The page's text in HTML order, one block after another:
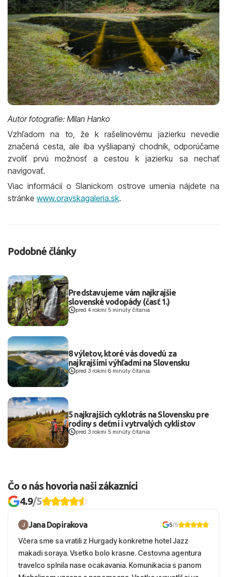
Autor fotografie: Milan Hanko
Vzhľadom na to, že k rašelinovému jazierku nevedie
značená cesta, ale iba vyšliapaný chodník, odporúčame
zvoliť prvú možnosť a cestou k jazierku sa nechať
navigovať.
Viac informácií o Slanickom ostrove umenia nájdete na
stránke www.oravskagaleria.sk.
Podobné články
Predstavujeme vám najkrajšie
slovenské vodopády (časť 1.)
pred 4 rokmi 5 minúty čítania
8 výletov, ktoré vás dovedú za
najkrajšími výhľadmi na Slovensku
pred 3 rokmi 6 minúty čítania
5 najkrajších cyklotrás na Slovensku pre
rodiny s deťmi i vytrvalých cyklistov
pred 3 rokmi 5 minúty čítania
Čo o nás hovoria naši zákazníci
4.9/5
Jana Dopirakova 5/5
Včera sme sa vratili z Hurgady konkretne hotel Jazz
makadi soraya. Vsetko bolo krasne. Cestovna agentura
travelco splnila nase ocakavania. Komunikacia s panom